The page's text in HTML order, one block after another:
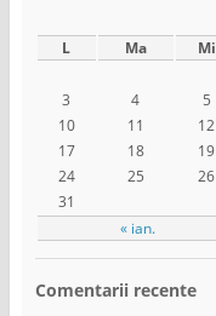
L Ma Mi
« ian.
3
4 5
10
11 12
17
18 19
24
25 26
31
Comentarii recente